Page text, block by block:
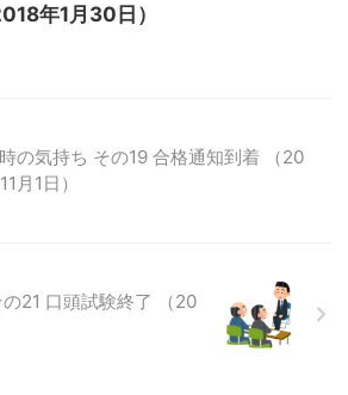
年1月30日）
の気持ち その19 合格通知到着 （20
月1日）
21 口頭試験終了 （20